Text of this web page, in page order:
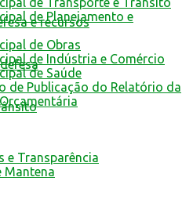
e recursos
de Planejamento e
de Obras
de Indústria e Comércio
de Saúde
de Publicação do Relatório da
e Transparência
Mantena